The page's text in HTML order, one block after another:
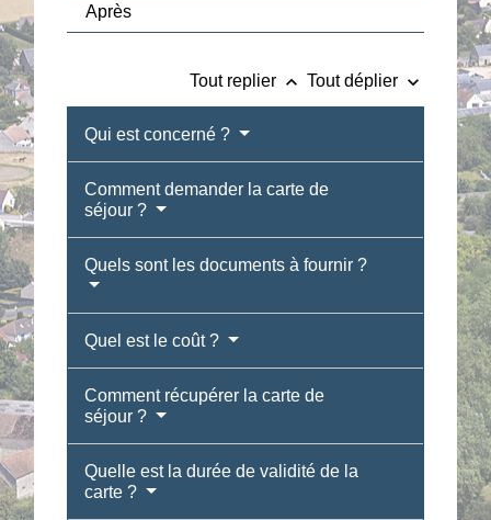
Après
Tout replier keyboard_arrow_up Tout déplier keyboard_arrow_down
Qui est concerné ?
Comment demander la carte de
séjour ?
Quels sont les documents à fournir ?
Quel est le coût ?
Comment récupérer la carte de
séjour ?
Quelle est la durée de validité de la
carte ?